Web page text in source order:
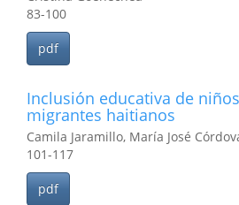
83-100
pdf
Inclusión educativa de
migrantes haitianos
Camila Jaramillo, María José
101-117
pdf